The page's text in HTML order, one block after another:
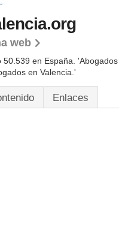
web
en España. 'Abogados
en Valencia.'
Enlaces